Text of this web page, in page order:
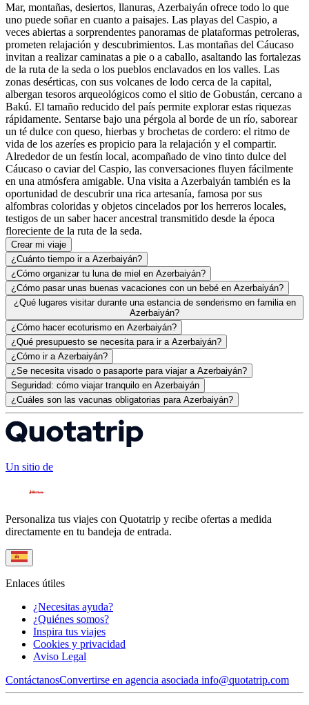
Mar, montañas, desiertos, llanuras, Azerbaiyán ofrece todo lo que
uno puede soñar en cuanto a paisajes. Las playas del Caspio, a
veces abiertas a sorprendentes panoramas de plataformas petroleras,
prometen relajación y descubrimientos. Las montañas del Cáucaso
invitan a realizar caminatas a pie o a caballo, asaltando las fortalezas
de la ruta de la seda o los pueblos enclavados en los valles. Las
zonas desérticas, con sus volcanes de lodo cerca de la capital,
albergan tesoros arqueológicos como el sitio de Gobustán, cercano a
Bakú. El tamaño reducido del país permite explorar estas riquezas
rápidamente. Sentarse bajo una pérgola al borde de un río, saborear
un té dulce con queso, hierbas y brochetas de cordero: el ritmo de
vida de los azeríes es propicio para la relajación y el compartir.
Alrededor de un festín local, acompañado de vino tinto dulce del
Cáucaso o caviar del Caspio, las conversaciones fluyen fácilmente
en una atmósfera amigable. Una visita a Azerbaiyán también es la
oportunidad de descubrir una rica artesanía, famosa por sus
alfombras coloridas y objetos cincelados por los herreros locales,
testigos de un saber hacer ancestral transmitido desde la época
floreciente de la ruta de la seda.
Crear mi viaje
¿Cuánto tiempo ir a Azerbaiyán?
¿Cómo organizar tu luna de miel en Azerbaiyán?
¿Cómo pasar unas buenas vacaciones con un bebé en Azerbaiyán?
¿Qué lugares visitar durante una estancia de senderismo en familia en
Azerbaiyán?
¿Cómo hacer ecoturismo en Azerbaiyán?
¿Qué presupuesto se necesita para ir a Azerbaiyán?
¿Cómo ir a Azerbaiyán?
¿Se necesita visado o pasaporte para viajar a Azerbaiyán?
Seguridad: cómo viajar tranquilo en Azerbaiyán
¿Cuáles son las vacunas obligatorias para Azerbaiyán?
Un sitio de
Personaliza tus viajes con Quotatrip y recibe ofertas a medida
directamente en tu bandeja de entrada.
Enlaces útiles
¿Necesitas ayuda?
¿Quiénes somos?
Inspira tus viajes
Cookies y privacidad
Aviso Legal
ContáctanosConvertirse en agencia asociada info@quotatrip.com